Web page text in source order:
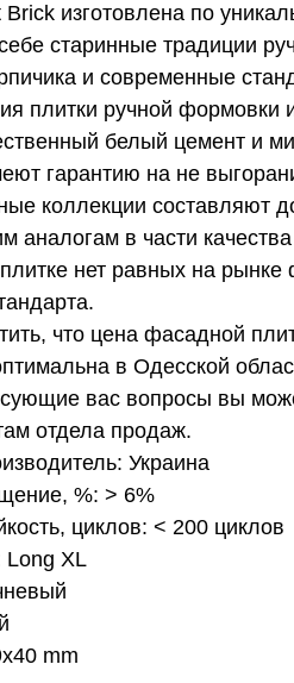
изготовлена по
старинные традиции
и современные
плитки ручной формовки
белый цемент и
гарантию на не
коллекции составляют
аналогам в части
нет равных на
что цена фасадной
в Одесской
вас вопросы вы
отдела продаж.
Украина
%: > 6%
циклов: < 200 циклов
Long XL
mm